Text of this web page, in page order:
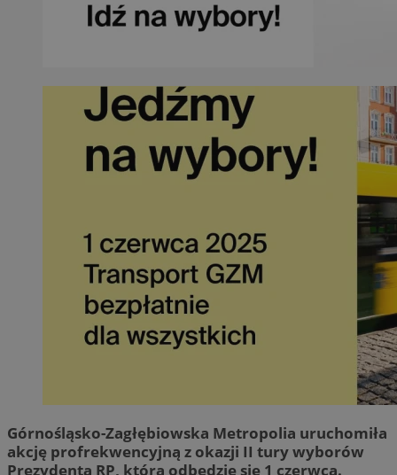
Górnośląsko-Zagłębiowska Metropolia uruchomiła
akcję profrekwencyjną z okazji II tury wyborów
Prezydenta RP, która odbędzie się 1 czerwca.